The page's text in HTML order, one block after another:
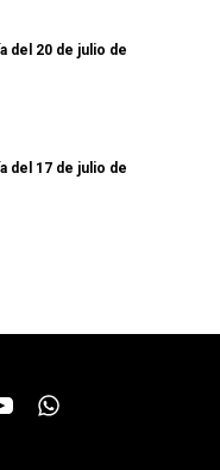
del 20 de julio de
del 17 de julio de